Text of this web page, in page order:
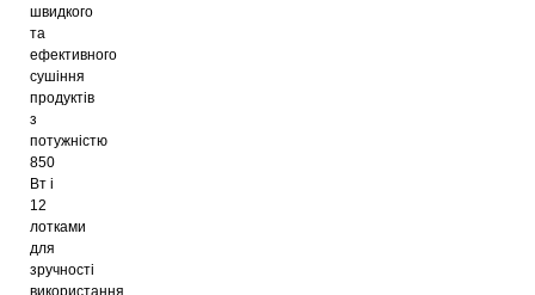
швидкого
та
ефективного
сушіння
продуктів
з
потужністю
850
Вт і
12
лотками
для
зручності
використання.